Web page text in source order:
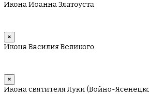
Икона Иоанна Златоуста
×
Икона Василия Великого
×
Икона святителя Луки (Войно-